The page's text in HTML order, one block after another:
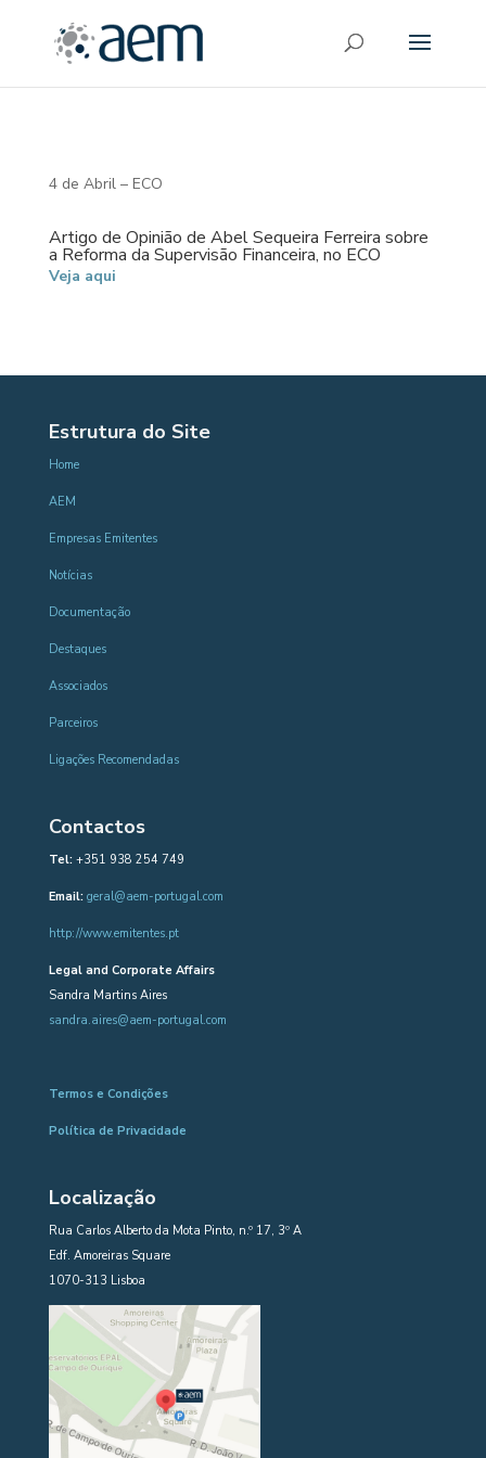
4 de Abril – ECO
Artigo de Opinião de Abel Sequeira Ferreira sobre
a Reforma da Supervisão Financeira, no ECO
Veja aqui
Estrutura do Site
Home
AEM
Empresas Emitentes
Notícias
Documentação
Destaques
Associados
Parceiros
Ligações Recomendadas
Contactos
Tel:+351 938 254 749
Email: geral@aem-portugal.com
http://www.emitentes.pt
Legal and Corporate Affairs
Sandra Martins Aires
sandra.aires@aem-portugal.com
Termos e Condições
Política de Privacidade
Localização
Rua Carlos Alberto da Mota Pinto, n.º 17, 3º A
Edf. Amoreiras Square
1070-313 Lisboa